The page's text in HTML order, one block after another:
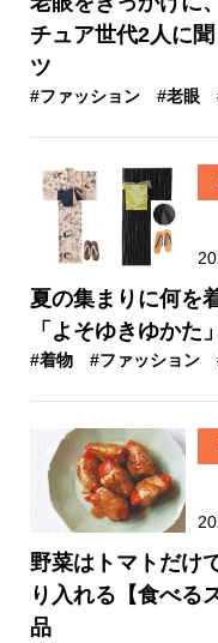
チュア世代2人に
ツ
#ファッション #老眼
夏の集まりに何を
「よそゆきゆかた
#着物 #ファッション
野菜はトマトだけ
り入れる【食べる
品